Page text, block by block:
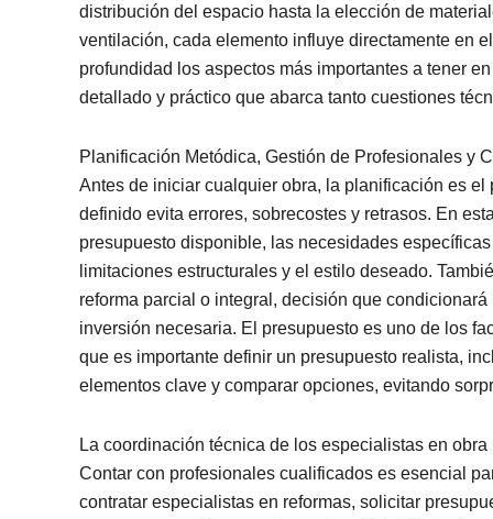
distribución del espacio hasta la elección de
ventilación, cada elemento influye directamente en
profundidad los aspectos más importantes a tener
detallado y práctico que abarca tanto cuestiones
Planificación Metódica, Gestión de Profesionales y
Antes de iniciar cualquier obra, la planificación es
definido evita errores, sobrecostes y retrasos. En
presupuesto disponible, las necesidades
limitaciones estructurales y el estilo deseado.
reforma parcial o integral, decisión que
inversión necesaria. El presupuesto es uno de los
que es importante definir un presupuesto realista,
elementos clave y comparar opciones, evitando
La coordinación técnica de los especialistas en obra
Contar con profesionales cualificados es esencial
contratar especialistas en reformas, solicitar